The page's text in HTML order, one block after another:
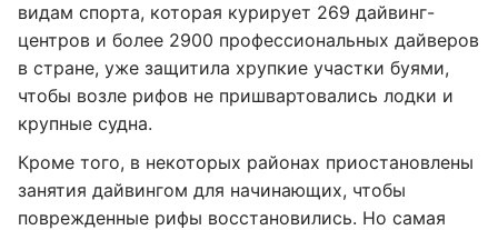
видам спорта, которая курирует 269 дайвинг-
центров и более 2900 профессиональных дайверов
в стране, уже защитила хрупкие участки буями,
чтобы возле рифов не пришвартовались лодки и
крупные судна.
Кроме того, в некоторых районах приостановлены
занятия дайвингом для начинающих, чтобы
поврежденные рифы восстановились. Но самая